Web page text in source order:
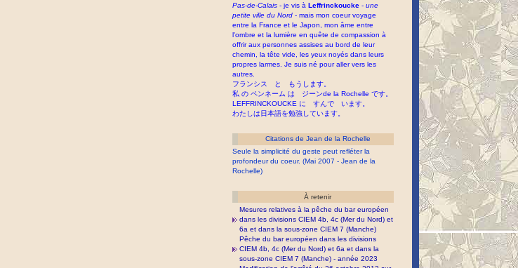
Pas-de-Calais - je vis àLeffrinckoucke -une
petite ville du Nord - mais mon coeur voyage
entre la France et le Japon, mon âme entre
l'ombre et la lumière en quête de compassion à
offrir aux personnes assises au bord de leur
chemin, la tête vide, les yeux noyés dans leurs
propres larmes. Je suis né pour aller vers les
autres.
フランシス と もうします。
私 の ペンネーム は ジーンde la Rochelle です。
LEFFRINCKOUCKE に すんで います。
わたしは日本語を勉強しています。
Citations de Jean de la Rochelle
Seule la simplicité du geste peut refléter la
profondeur du coeur. (Mai 2007 - Jean de la
Rochelle)
À retenir
Mesures relatives à la pêche du bar européen
dans les divisions CIEM 4b, 4c (Mer du Nord) et
6a et dans la sous-zone CIEM 7 (Manche)
Pêche du bar européen dans les divisions
CIEM 4b, 4c (Mer du Nord) et 6a et dans la
sous-zone CIEM 7 (Manche) - année 2023